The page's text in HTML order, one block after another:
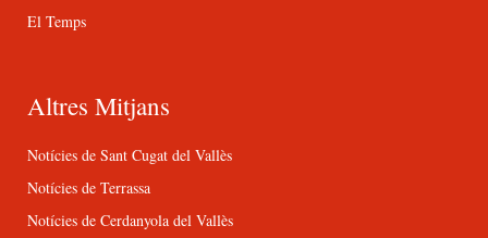
El Temps
Altres Mitjans
Notícies de Sant Cugat del Vallès
Notícies de Terrassa
Notícies de Cerdanyola del Vallès